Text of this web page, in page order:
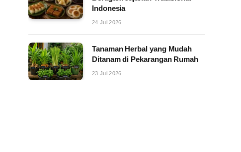
Indonesia
24 Jul 2026
Tanaman Herbal yang Mudah
Ditanam di Pekarangan Rumah
23 Jul 2026